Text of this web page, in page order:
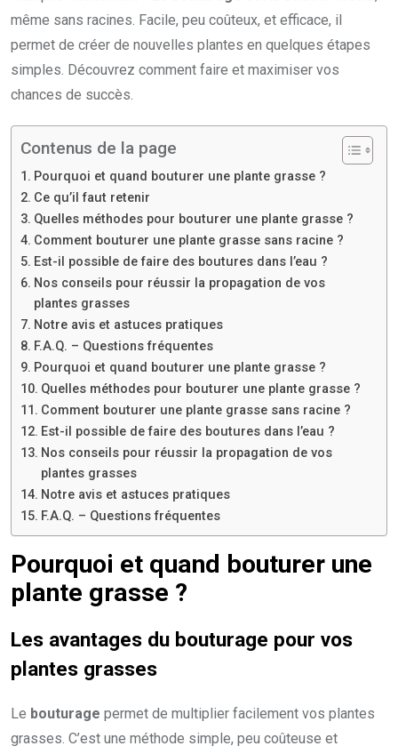
même sans racines. Facile, peu coûteux, et efficace, il
permet de créer de nouvelles plantes en quelques étapes
simples. Découvrez comment faire et maximiser vos
chances de succès.
Contenus de la page
Pourquoi et quand bouturer une plante grasse ?
Ce qu’il faut retenir
Quelles méthodes pour bouturer une plante grasse ?
Comment bouturer une plante grasse sans racine ?
Est-il possible de faire des boutures dans l’eau ?
Nos conseils pour réussir la propagation de vos
plantes grasses
Notre avis et astuces pratiques
F.A.Q. – Questions fréquentes
Pourquoi et quand bouturer une plante grasse ?
Quelles méthodes pour bouturer une plante grasse ?
Comment bouturer une plante grasse sans racine ?
Est-il possible de faire des boutures dans l’eau ?
Nos conseils pour réussir la propagation de vos
plantes grasses
Notre avis et astuces pratiques
F.A.Q. – Questions fréquentes
Pourquoi et quand bouturer une
plante grasse ?
Les avantages du bouturage pour vos
plantes grasses
Le bouturage permet de multiplier facilement vos plantes
grasses. C’est une méthode simple, peu coûteuse et